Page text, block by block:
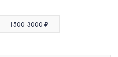
1500-3000 ₽